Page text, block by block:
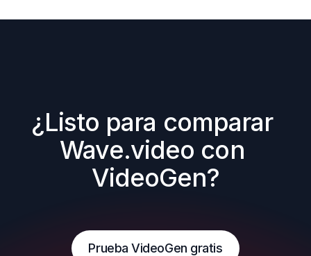
¿Listo para comparar
Wave.video con
VideoGen?
Prueba VideoGen gratis